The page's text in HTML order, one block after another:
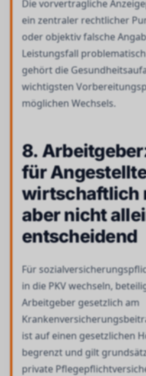
Die vorvertragliche
ein zentraler rechtlicher
oder objektiv falsche
Leistungsfall
gehört die
wichtigsten
möglichen Wechsels.
8.
für
wirtschaftlich
aber nicht
entscheidend
Für
in die PKV wechseln,
Arbeitgeber gesetzlich am
ist auf einen gesetzlichen
begrenzt und gilt
private